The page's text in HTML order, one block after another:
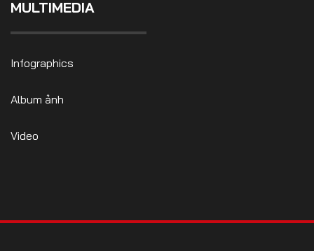
MULTIMEDIA
Infographics
Album ảnh
Video